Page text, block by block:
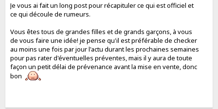
Je vous ai fait un long post pour récapituler ce qui est officiel et
ce qui découle de rumeurs.
Vous êtes tous de grandes filles et de grands garçons, à vous
de vous faire une idée! je pense qu'il est préférable de checker
au moins une fois par jour l'actu durant les prochaines semaines
pour pas rater d'éventuelles préventes, mais il y aura de toute
façon un petit délai de prévenance avant la mise en vente, donc
bon